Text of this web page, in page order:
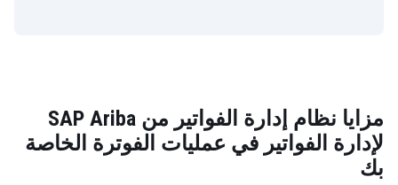
مزايا نظام إدارة الفواتير من SAP Ariba
لإدارة الفواتير في عمليات الفوترة الخاصة
بك